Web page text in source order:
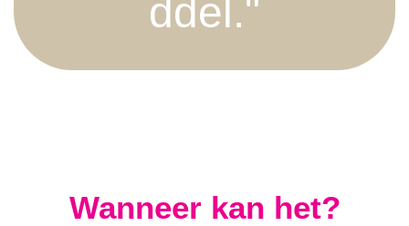
ddel."
Wanneer kan het?